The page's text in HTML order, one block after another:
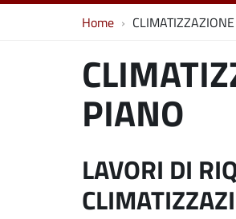
Home
PIANO
LAVORI DI